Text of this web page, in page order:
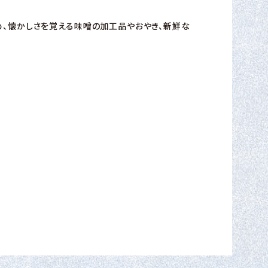
懐かしさを覚える味噌の加工品やおやき、新鮮な